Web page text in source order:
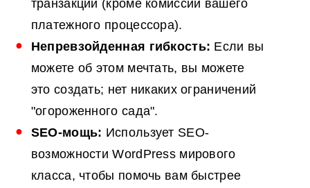
транзакции (кроме комиссии вашего
платежного процессора).
Непревзойденная гибкость: Если вы
можете об этом мечтать, вы можете
это создать; нет никаких ограничений
"огороженного сада".
SEO-мощь: Использует SEO-
возможности WordPress мирового
класса, чтобы помочь вам быстрее